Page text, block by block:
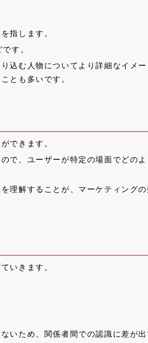
指します。
す。
込む人物についてより詳細なイメ
とも多いです。
できます。
で、ユーザーが特定の場面でどの
理解することが、マーケティング
いきます。
いため、関係者間での認識に差が